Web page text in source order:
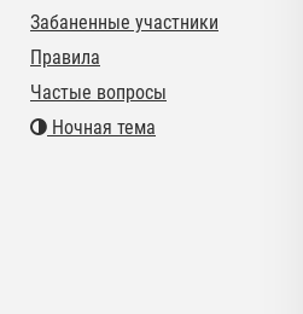
Забаненные участники
Правила
Частые вопросы
Ночная тема